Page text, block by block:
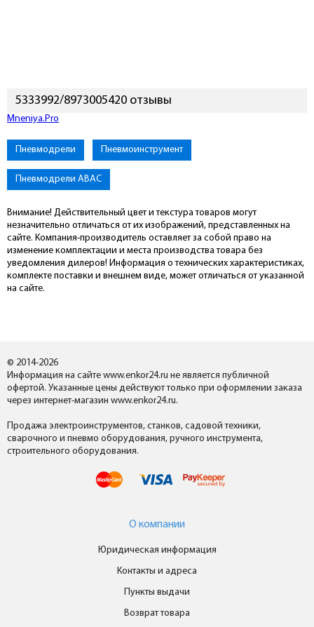
5333992/8973005420 отзывы
Mneniya.Pro
Пневмодрели Пневмоинструмент
Пневмодрели ABAC
Внимание! Действительный цвет и текстура товаров могут
незначительно отличаться от их изображений, представленных на
сайте. Компания-производитель оставляет за собой право на
изменение комплектации и места производства товара без
уведомления дилеров! Информация о технических характеристиках,
комплекте поставки и внешнем виде, может отличаться от указанной
на сайте.
© 2014-2026
Информация на сайте www.enkor24.ru не является публичной
офертой. Указанные цены действуют только при оформлении заказа
через интернет-магазин www.enkor24.ru.
Продажа электроинструментов, станков, садовой техники,
сварочного и пневмо оборудования, ручного инструмента,
строительного оборудования.
О компании
Юридическая информация
Контакты и адреса
Пункты выдачи
Возврат товара